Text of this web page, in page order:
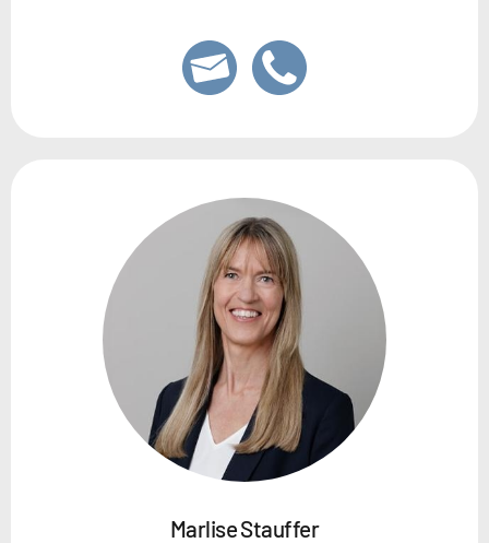
Marlise Stauffer